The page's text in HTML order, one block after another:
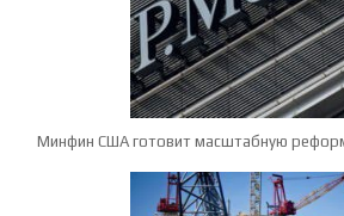
Минфин США готовит масштабную